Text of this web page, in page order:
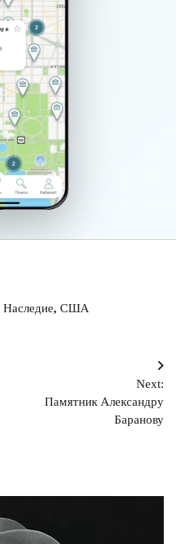
Наследие, США
Next:
Памятник Александру
Баранову